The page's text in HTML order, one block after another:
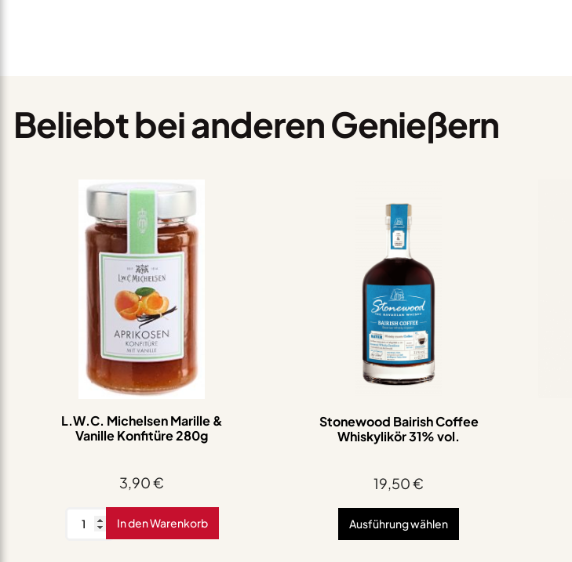
Beliebt bei anderen Genießern
L.W.C. Michelsen Marille &
Vanille Konfitüre 280g
3,90€
L.W.C.
Michelsen
In den Warenkorb
Stonewood Bairish Coffee
Whiskylikör 31% vol.
19,50€
Ausführung wählen